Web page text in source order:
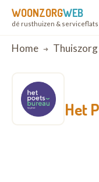
WOONZORGWEB
dé rusthuizen & serviceflats
Breadcrumb
Home Thuiszorg
Het